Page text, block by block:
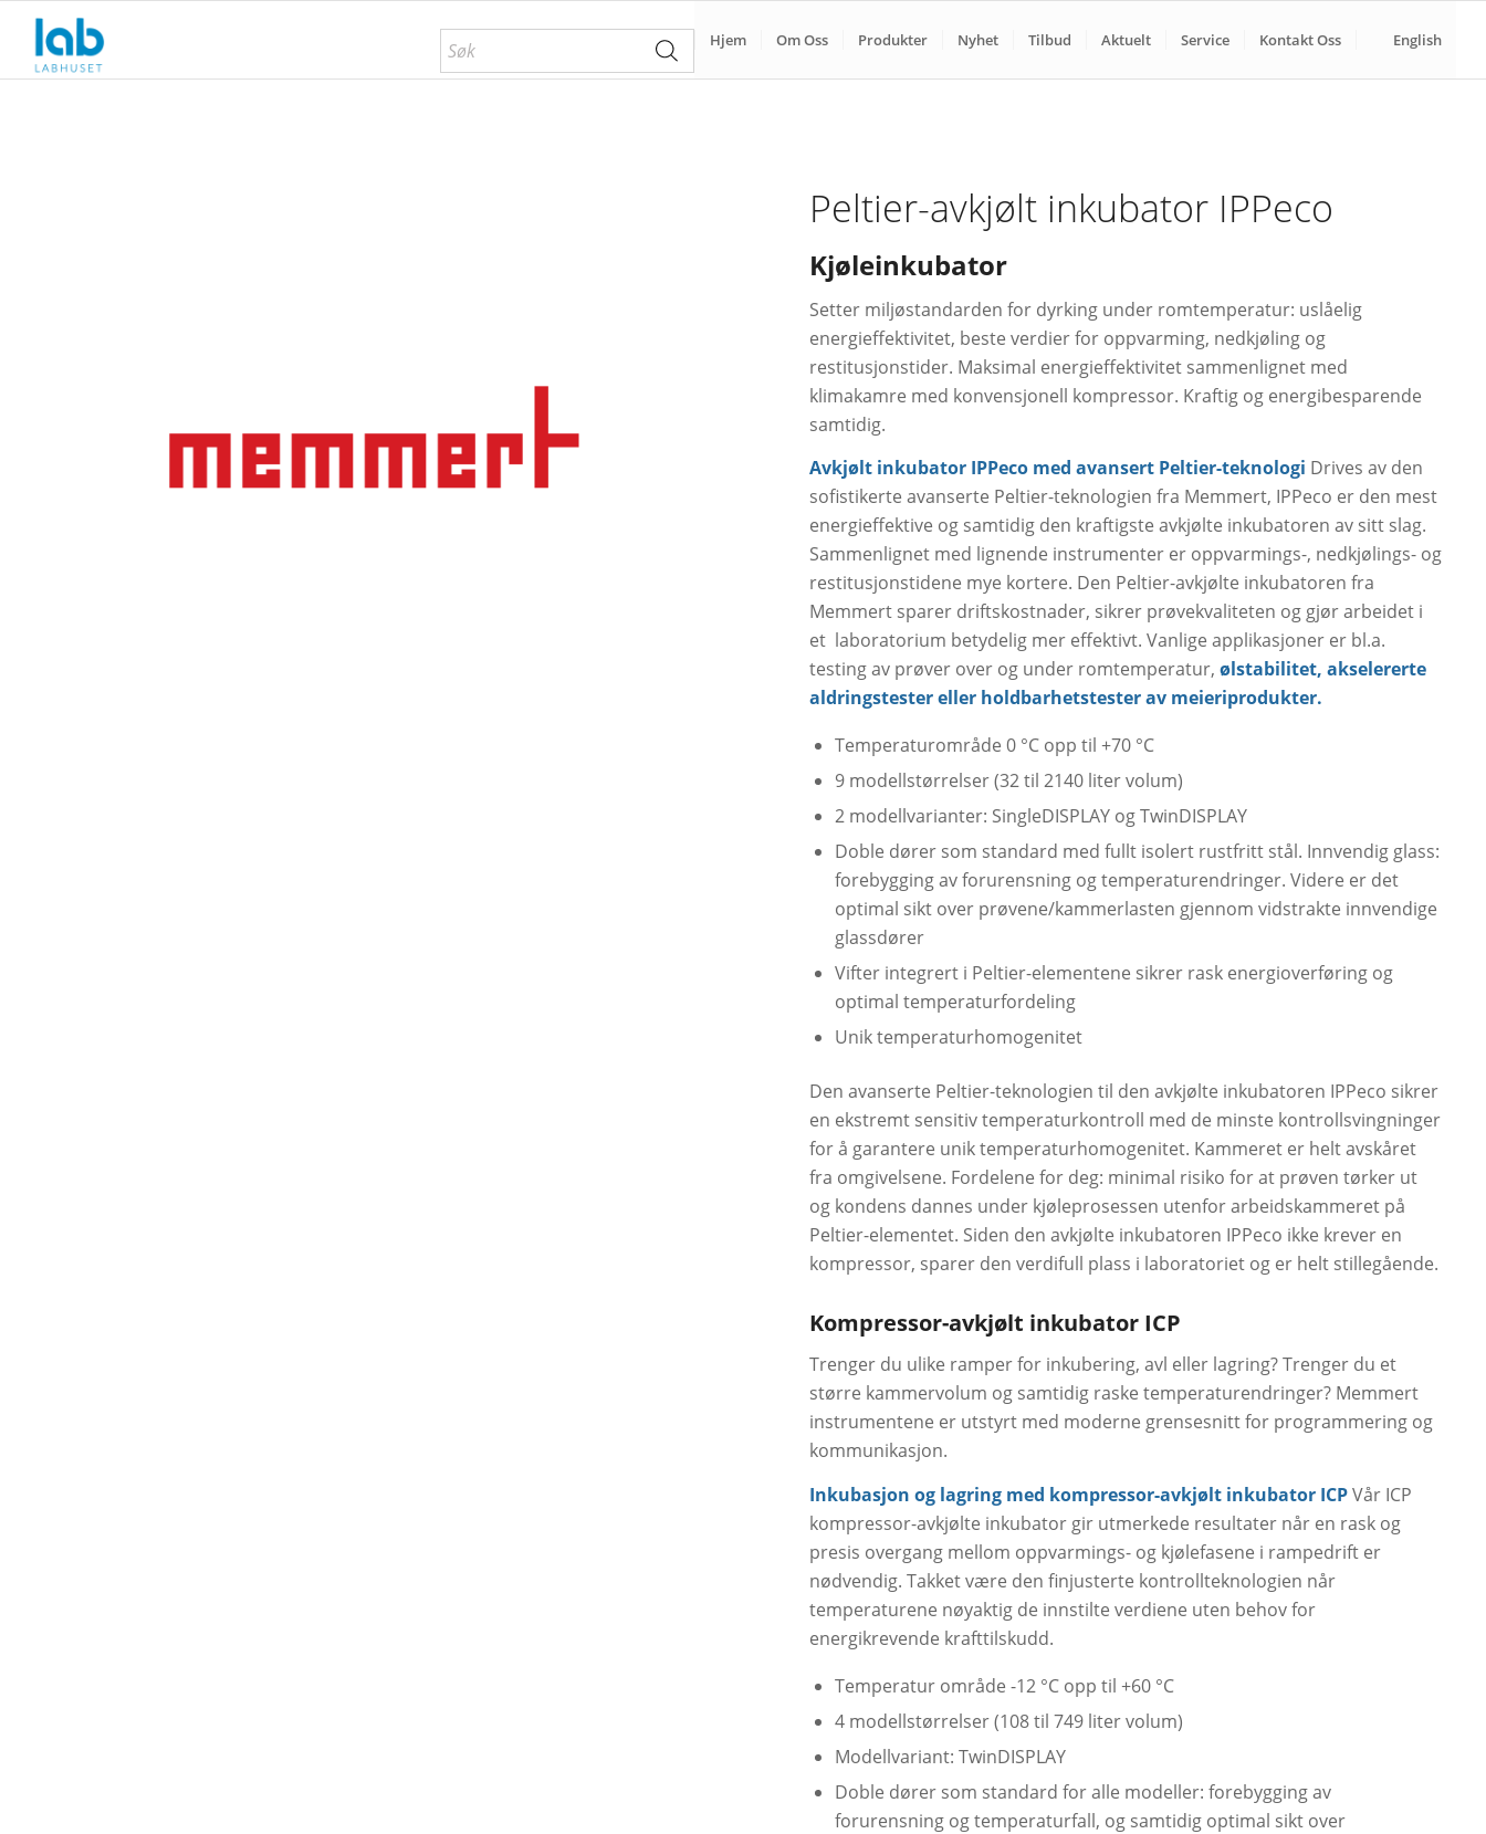
Hjem Om Oss Produkter Nyhet Tilbud Aktuelt Service Kontakt Oss English
Peltier-avkjølt inkubator IPPeco
Kjøleinkubator
Setter miljøstandarden for dyrking under romtemperatur: uslåelig
energieffektivitet, beste verdier for oppvarming, nedkjøling og
restitusjonstider. Maksimal energieffektivitet sammenlignet med
klimakamre med konvensjonell kompressor. Kraftig og energibesparende
samtidig.
Avkjølt inkubator IPPeco med avansert Peltier-teknologi Drives av den
sofistikerte avanserte Peltier-teknologien fra Memmert, IPPeco er den mest
energieffektive og samtidig den kraftigste avkjølte inkubatoren av sitt slag.
Sammenlignet med lignende instrumenter er oppvarmings-, nedkjølings- og
restitusjonstidene mye kortere. Den Peltier-avkjølte inkubatoren fra
Memmert sparer driftskostnader, sikrer prøvekvaliteten og gjør arbeidet i
et laboratorium betydelig mer effektivt. Vanlige applikasjoner er bl.a.
testing av prøver over og under romtemperatur, ølstabilitet, akselererte
aldringstester eller holdbarhetstester av meieriprodukter.
Temperaturområde 0 °C opp til +70 °C
9 modellstørrelser (32 til 2140 liter volum)
2 modellvarianter: SingleDISPLAY og TwinDISPLAY
Doble dører som standard med fullt isolert rustfritt stål. Innvendig glass:
forebygging av forurensning og temperaturendringer. Videre er det
optimal sikt over prøvene/kammerlasten gjennom vidstrakte innvendige
glassdører
Vifter integrert i Peltier-elementene sikrer rask energioverføring og
optimal temperaturfordeling
Unik temperaturhomogenitet
Den avanserte Peltier-teknologien til den avkjølte inkubatoren IPPeco sikrer
en ekstremt sensitiv temperaturkontroll med de minste kontrollsvingninger
for å garantere unik temperaturhomogenitet. Kammeret er helt avskåret
fra omgivelsene. Fordelene for deg: minimal risiko for at prøven tørker ut
og kondens dannes under kjøleprosessen utenfor arbeidskammeret på
Peltier-elementet. Siden den avkjølte inkubatoren IPPeco ikke krever en
kompressor, sparer den verdifull plass i laboratoriet og er helt stillegående.
Kompressor-avkjølt inkubator ICP
Trenger du ulike ramper for inkubering, avl eller lagring? Trenger du et
større kammervolum og samtidig raske temperaturendringer? Memmert
instrumentene er utstyrt med moderne grensesnitt for programmering og
kommunikasjon.
Inkubasjon og lagring med kompressor-avkjølt inkubator ICPVår ICP
kompressor-avkjølte inkubator gir utmerkede resultater når en rask og
presis overgang mellom oppvarmings- og kjølefasene i rampedrift er
nødvendig. Takket være den finjusterte kontrollteknologien når
temperaturene nøyaktig de innstilte verdiene uten behov for
energikrevende krafttilskudd.
Temperatur område -12 °C opp til +60 °C
4 modellstørrelser (108 til 749 liter volum)
Modellvariant: TwinDISPLAY
Doble dører som standard for alle modeller: forebygging av
forurensning og temperaturfall, og samtidig optimal sikt over